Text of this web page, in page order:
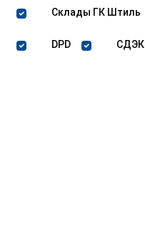
Склады ГК Штиль
DPD СДЭК